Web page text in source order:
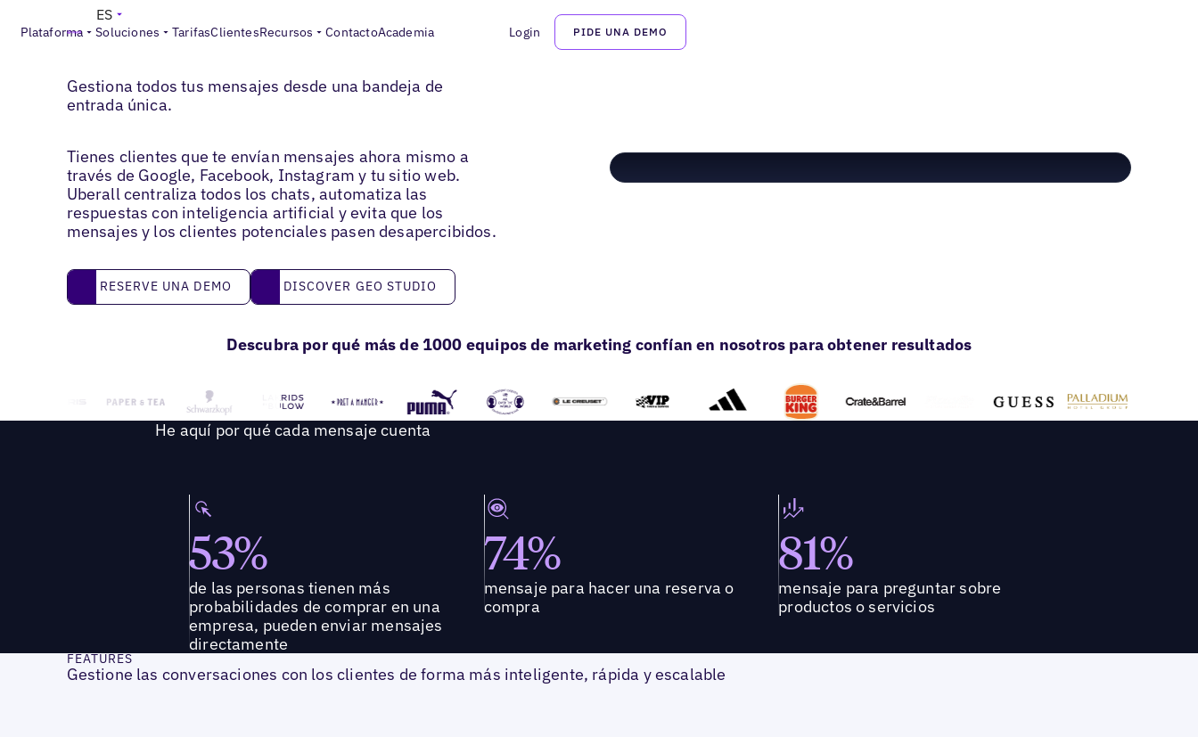
Plataforma Soluciones TarifasClientesRecursos ContactoAcademia Login PIDE UNA DEMO
ES
Chatbot y Message Assistant con IA
Gestiona todos tus mensajes desde una bandeja de
entrada única.
Tienes clientes que te envían mensajes ahora mismo a
través de Google, Facebook, Instagram y tu sitio web.
Uberall centraliza todos los chats, automatiza las
respuestas con inteligencia artificial y evita que los
mensajes y los clientes potenciales pasen desapercibidos.
Reserve una demo
RESERVE UNA DEMO Discover GEO Studio
DISCOVER GEO STUDIO
Descubra por qué más de 1000 equipos de marketing confían en nosotros para obtener resultados
He aquí por qué cada mensaje cuenta
53%
de las personas tienen más
probabilidades de comprar en una
empresa, pueden enviar mensajes
directamente
74%
mensaje para hacer una reserva o
compra
81%
mensaje para preguntar sobre
productos o servicios
FEATURES
Gestione las conversaciones con los clientes de forma más inteligente, rápida y escalable